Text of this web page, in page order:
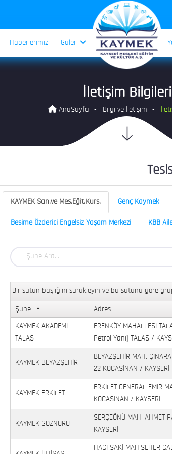
Haberlerimiz Galeri
İletişim Bilgileri
AnaSayfa Bilgi ve İletişim
KAYMEK San.ve Mes.Eğit.Kurs. Genç Kaymek
Besime Özderici Engelsiz Yaşam Merkezi KBB
Bir sütun başlığını sürükleyin ve bu sütuna göre
Şube Adres
KAYMEK AKADEMİ
TALAS
ERENKÖY MAHALLESİ
Petrol Yanı) TALAS /
KAYMEK BEYAZŞEHİR
BEYAZŞEHİR MAH.
22 KOCASİNAN / KAYSERİ
KAYMEK ERKİLET
ERKİLET GENERAL EMİR
KOCASİNAN / KAYSERİ
KAYMEK GÖZNURU
SERÇEÖNÜ MAH. AHMET
KAYSERİ
HACI SAKİ MAH.SEHER